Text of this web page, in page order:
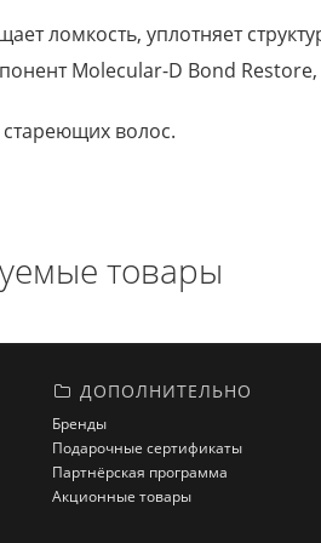
ломкость, уплотняет
Molecular-D Bond Restore,
волос.
товары
ДОПОЛНИТЕЛЬНО
Бренды
Подарочные сертификаты
Партнёрская программа
Акционные товары